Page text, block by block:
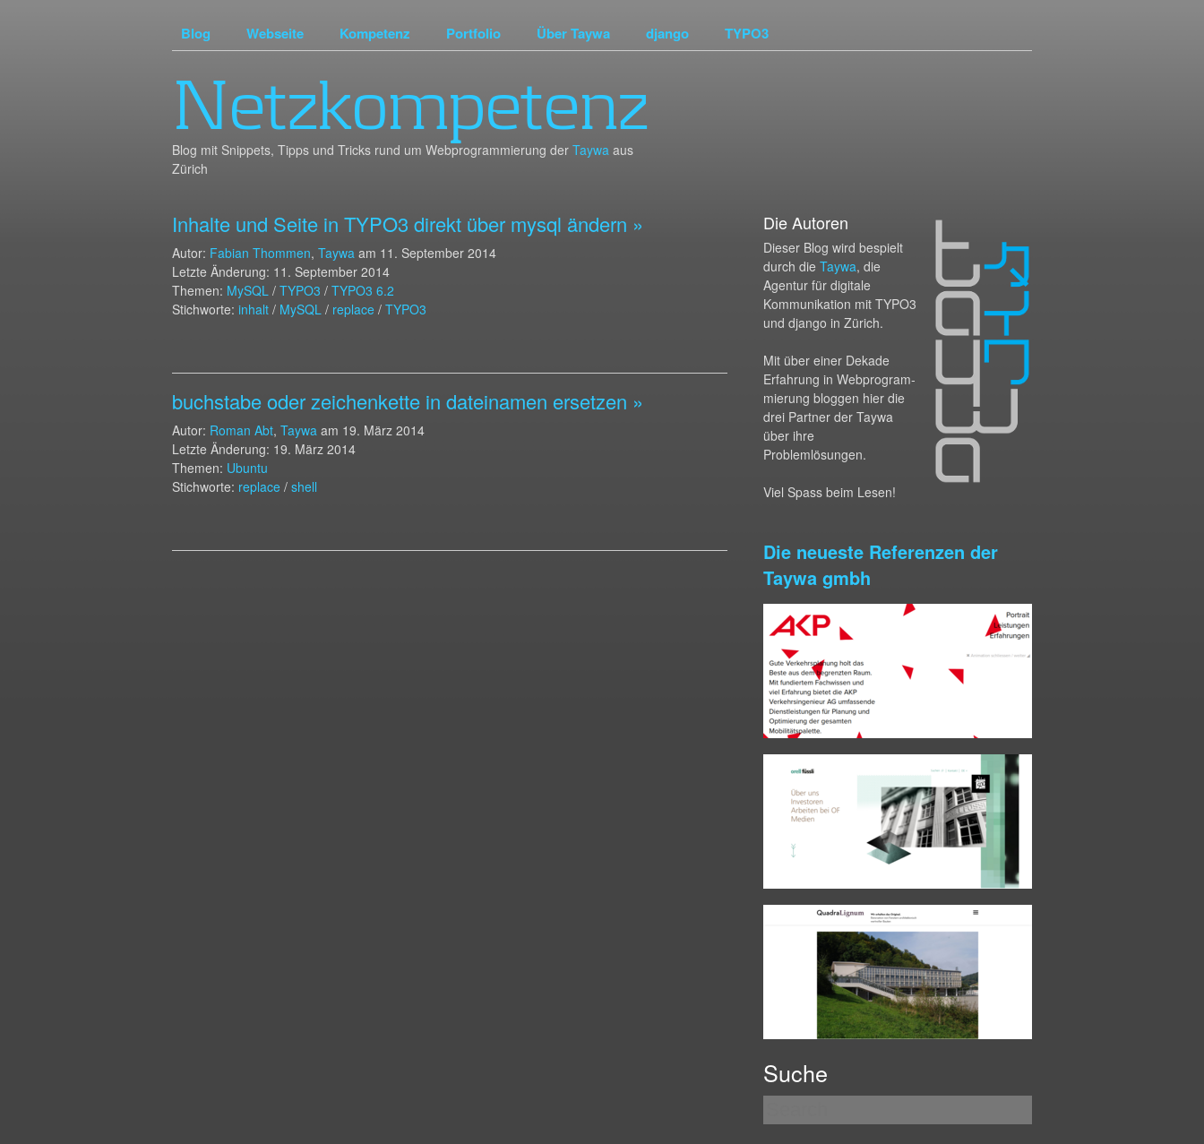
Blog Webseite Kompetenz Portfolio Über Taywa django TYPO3
Netzkompetenz
Blog mit Snippets, Tipps und Tricks rund um Webprogrammierung der Taywa aus
Zürich
Inhalte und Seite in TYPO3 direkt über mysql ändern »
Autor: Fabian Thommen, Taywa am 11. September 2014
Letzte Änderung: 11. September 2014
Themen: MySQL / TYPO3 / TYPO3 6.2
Stichworte: inhalt / MySQL / replace / TYPO3
buchstabe oder zeichenkette in dateinamen ersetzen »
Autor: Roman Abt, Taywa am 19. März 2014
Letzte Änderung: 19. März 2014
Themen: Ubuntu
Stichworte: replace / shell
Die Autoren
Dieser Blog wird bespielt
durch die Taywa, die
Agentur für digitale
Kommunikation mit TYPO3
und django in Zürich.
Mit über einer Dekade
Erfahrung in Webprogram­
mierung bloggen hier die
drei Partner der Taywa
über ihre
Problemlösungen.
Viel Spass beim Lesen!
Suche